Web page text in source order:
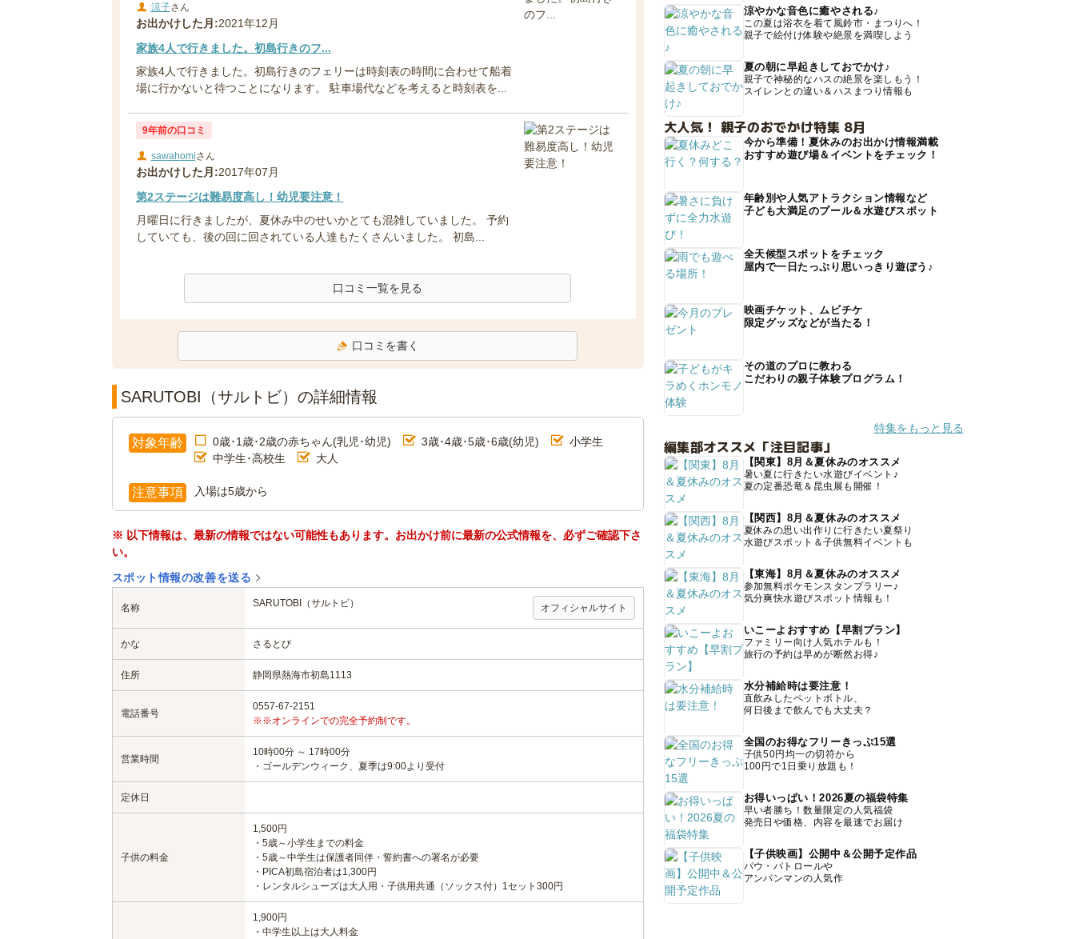
涼子さん
お出かけした月:2021年12月
家族4人で行きました。初島行きのフ...
家族4人で行きました。初島行きのフェリーは時刻表の時間に合わせて船着
場に行かないと待つことになります。 駐車場代などを考えると時刻表を...
9年前の口コミ
sawahomiさん
お出かけした月:2017年07月
第2ステージは難易度高し！幼児要注意！
月曜日に行きましたが、夏休み中のせいかとても混雑していました。 予約
していても、後の回に回されている人達もたくさんいました。 初島...
口コミ一覧を見る
口コミを書く
SARUTOBI（サルトビ）の詳細情報
対象年齢 0歳･1歳･2歳の赤ちゃん(乳児･幼児) 3歳･4歳･5歳･6歳(幼児)
小学生
中学生･高校生
大人
注意事項 入場は5歳から
※ 以下情報は、最新の情報ではない可能性もあります。お出かけ前に最新の公式情報を、必ずご確認下さ
い。
スポット情報の改善を送る
名称 SARUTOBI（サルトビ） オフィシャルサイト
かな さるとび
住所 静岡県熱海市初島1113
電話番号
0557-67-2151
※※オンラインでの完全予約制です。
営業時間
10時00分 ～ 17時00分
・ゴールデンウィーク、夏季は9:00より受付
定休日
子供の料金
1,500円
・5歳～小学生までの料金
・5歳～中学生は保護者同伴・誓約書への署名が必要
・PICA初島宿泊者は1,300円
・レンタルシューズは大人用・子供用共通（ソックス付）1セット300円
1,900円
・中学生以上は大人料金
涼やかな音色に癒やされる♪
この夏は浴衣を着て風鈴市・まつりへ！
親子で絵付け体験や絶景を満喫しよう
夏の朝に早起きしておでかけ♪
親子で神秘的なハスの絶景を楽しもう！
スイレンとの違い＆ハスまつり情報も
大人気！ 親子のおでかけ特集 8月
今から準備！夏休みのお出かけ情報満載
おすすめ遊び場＆イベントをチェック！
年齢別や人気アトラクション情報など
子ども大満足のプール＆水遊びスポット
全天候型スポットをチェック
屋内で一日たっぷり思いっきり遊ぼう♪
映画チケット、ムビチケ
限定グッズなどが当たる！
その道のプロに教わる
こだわりの親子体験プログラム！
特集をもっと見る
編集部オススメ「注目記事」
【関東】8月＆夏休みのオススメ
暑い夏に行きたい水遊びイベント♪
夏の定番恐竜＆昆虫展も開催！
【関西】8月＆夏休みのオススメ
夏休みの思い出作りに行きたい夏祭り
水遊びスポット＆子供無料イベントも
【東海】8月＆夏休みのオススメ
参加無料ポケモンスタンプラリー♪
気分爽快水遊びスポット情報も！
いこーよおすすめ【早割プラン】
ファミリー向け人気ホテルも！
旅行の予約は早めが断然お得♪
水分補給時は要注意！
直飲みしたペットボトル、
何日後まで飲んでも大丈夫？
全国のお得なフリーきっぷ15選
子供50円均一の切符から
100円で1日乗り放題も！
お得いっぱい！2026夏の福袋特集
早い者勝ち！数量限定の人気福袋
発売日や価格、内容を最速でお届け
【子供映画】公開中＆公開予定作品
パウ・パトロールや
アンパンマンの人気作